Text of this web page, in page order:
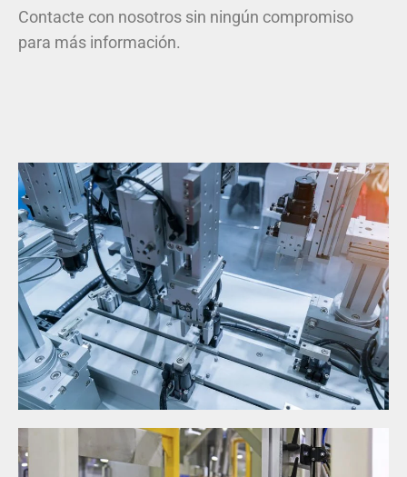
Contacte con nosotros sin ningún compromiso
para más información.